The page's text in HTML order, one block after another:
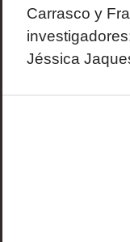
Carrasco y
Jéssica